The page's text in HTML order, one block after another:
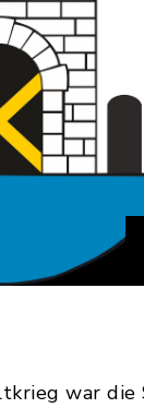
war die